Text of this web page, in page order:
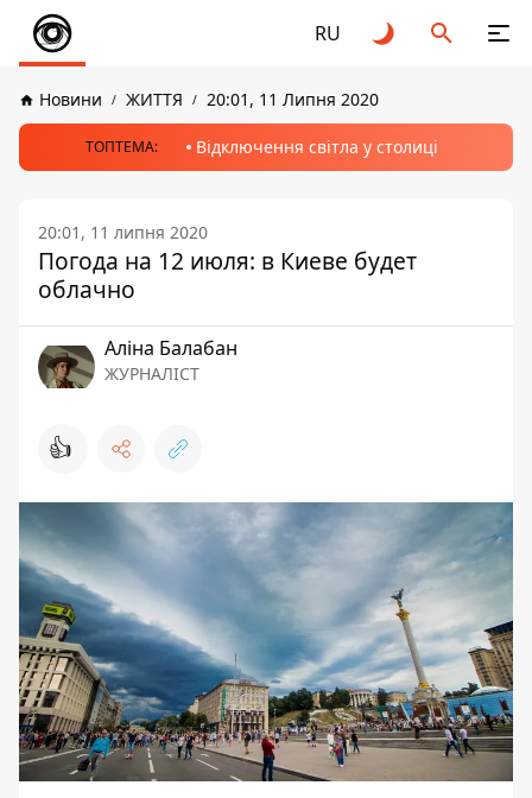
RU
Новини ЖИТТЯ 20:01, 11 Липня 2020
ТОПТЕМА: Відключення світла у столиці
20:01, 11 липня 2020
Погода на 12 июля: в Киеве будет
облачно
Аліна Балабан
ЖУРНАЛІСТ
👍